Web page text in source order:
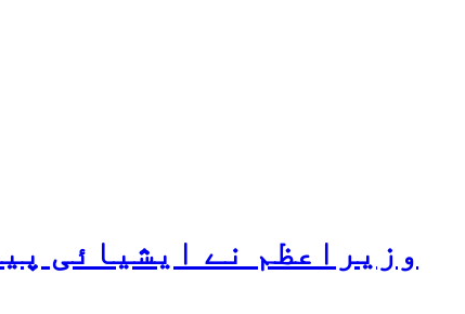
وزیراعظم نے ایشیائی